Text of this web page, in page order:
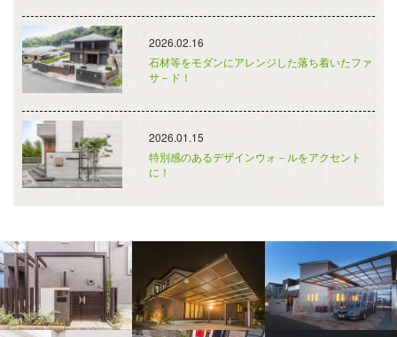
2026.02.16
石材等をモダンにアレンジした落ち着いたファ
サ－ド！
2026.01.15
特別感のあるデザインウォ－ルをアクセント
に！